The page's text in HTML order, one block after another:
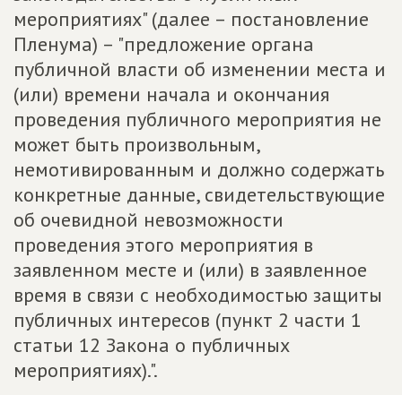
мероприятиях" (далее – постановление
Пленума) – "предложение органа
публичной власти об изменении места и
(или) времени начала и окончания
проведения публичного мероприятия не
может быть произвольным,
немотивированным и должно содержать
конкретные данные, свидетельствующие
об очевидной невозможности
проведения этого мероприятия в
заявленном месте и (или) в заявленное
время в связи с необходимостью защиты
публичных интересов (пункт 2 части 1
статьи 12 Закона о публичных
мероприятиях).".